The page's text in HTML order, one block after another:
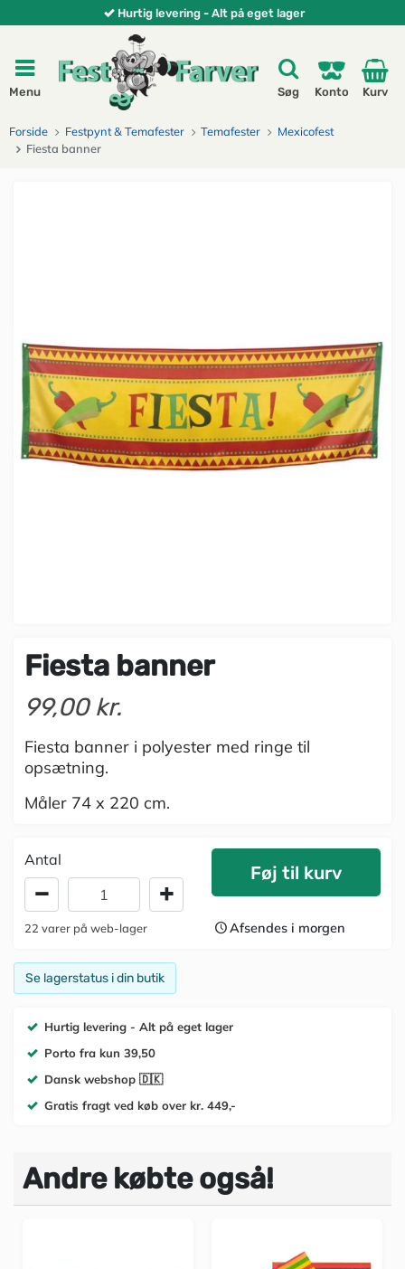
Hurtig levering - Alt på eget lager
Menu Søg Konto Kurv
Forside Festpynt & Temafester Temafester
Mexicofest
Fiesta banner
Fiesta banner
99,00 kr.
Fiesta banner i polyester med ringe til
opsætning.
Måler 74 x 220 cm.
Antal
Føj til kurv
22 varer på web-lager Afsendes i morgen
Se lagerstatus i din butik
Hurtig levering - Alt på eget lager
Porto fra kun 39,50
Dansk webshop 🇩🇰
Gratis fragt ved køb over kr. 449,-
Andre købte også!